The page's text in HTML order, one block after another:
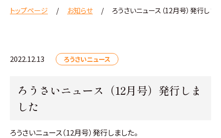
トップページ お知らせ ろうさいニュース（12月号）発行しま
2022.12.13 ろうさいニュース
ろうさいニュース（12月号）発行しま
した
ろうさいニュース（12月号）発行しました。